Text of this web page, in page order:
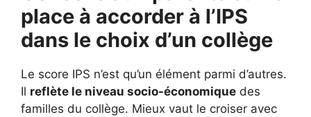
place à accorder à l’IPS
dans le choix d’un collège
Le score IPS n’est qu’un élément parmi d’autres.
Il reflète le niveau socio-économique des
familles du collège. Mieux vaut le croiser avec